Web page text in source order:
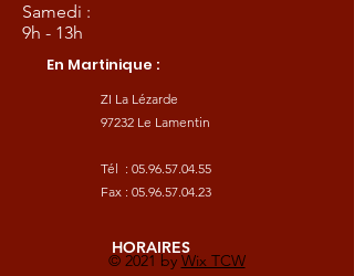
Samedi :
9h - 13h
En Martinique :
ZI La Lézarde
97232 Le Lamentin
Tél : 05.96.57.04.55
Fax : 05.96.57.04.23
HORAIRES
© 2021 by Wix TCW